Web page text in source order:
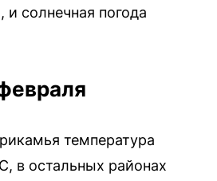
солнечная погода
температура
в остальных районах